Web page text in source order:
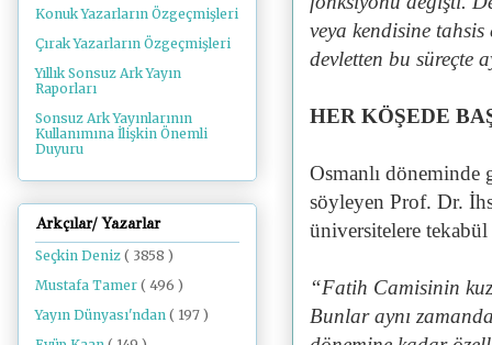
veya kendisine
devletten bu süreçte
HER KÖŞEDE
Osmanlı döneminde
söyleyen Prof. Dr.
üniversitelere
“Fatih Camisinin
Bunlar aynı
Konuk Yazarların Özgeçmişleri
Çırak Yazarların Özgeçmişleri
Yıllık Sonsuz Ark Yayın
Raporları
Sonsuz Ark Yayınlarının
Kullanımına İlişkin Önemli
Duyuru
Arkçılar/ Yazarlar
Seçkin Deniz ( 3858 )
Mustafa Tamer ( 496 )
Yayın Dünyası'ndan ( 197 )